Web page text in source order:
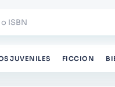
JUVENILES FICCION